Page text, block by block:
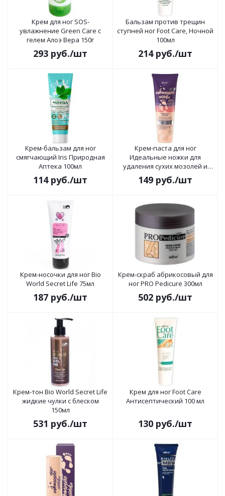
Крем для ног SOS-
увлажнение Green Care с
гелем Алоэ Вера 150г
293 руб./шт
Бальзам против трещин
ступней ног Foot Care, Ночной
100мл
214руб./шт
Крем-бальзам для ног
смягчающий Iris Природная
Аптека 100мл
114руб./шт
Крем-паста для ног
Идеальные ножки для
удаления сухих мозолей и
натоптышей 75 мл
149 руб./шт
Крем-носочки для ног Bio
World Secret Life 75мл
187 руб./шт
Крем-скраб абрикосовый для
ног PRO Pedicure 300мл
502 руб./шт
Крем-тон Bio World Secret Life
жидкие чулки с блеском
150мл
531 руб./шт
Крем для ног Foot Care
Антисептический 100 мл
130 руб./шт